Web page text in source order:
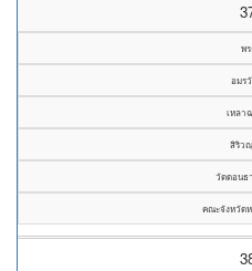
พร
อมร
เหลา
สิริว
วัดดอนธ
คณะจังหวัด